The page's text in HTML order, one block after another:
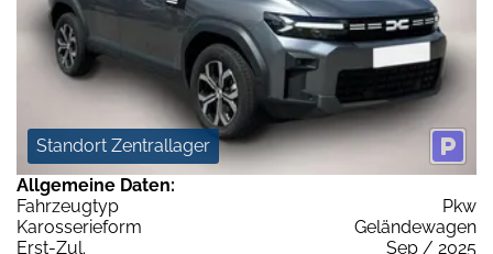
Standort Zentrallager
Allgemeine Daten:
Fahrzeugtyp
Pkw
Karosserieform
Geländewagen
Erst-Zul.
Sep / 2025